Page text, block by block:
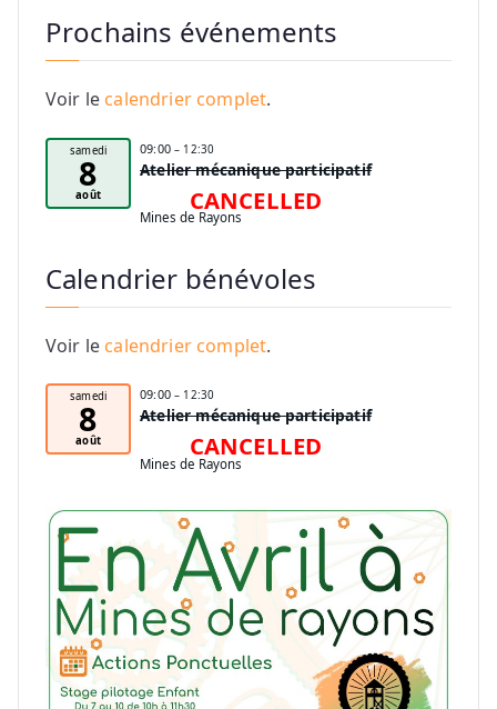
Prochains événements
Voir le calendrier complet.
samedi
8
août
09:00 – 12:30
Atelier mécanique participatif
CANCELLED
Mines de Rayons
Calendrier bénévoles
Voir le calendrier complet.
samedi
8
août
09:00 – 12:30
Atelier mécanique participatif
CANCELLED
Mines de Rayons